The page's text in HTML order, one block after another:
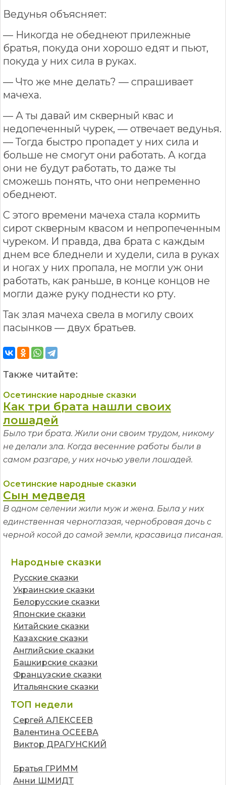
Ведунья объясняет:
— Никогда не обеднеют прилежные
братья, покуда они хорошо едят и пьют,
покуда у них сила в руках.
— Что же мне делать? — спрашивает
мачеха.
— А ты давай им скверный квас и
недопеченный чурек, — отвечает ведунья.
— Тогда быстро пропадет у них сила и
больше не смогут они работать. А когда
они не будут работать, то даже ты
сможешь понять, что они непременно
обеднеют.
С этого времени мачеха стала кормить
сирот скверным квасом и непропеченным
чуреком. И правда, два брата с каждым
днем все бледнели и худели, сила в руках
и ногах у них пропала, не могли уж они
работать, как раньше, в конце концов не
могли даже руку поднести ко рту.
Так злая мачеха свела в могилу своих
пасынков — двух братьев.
Также читайте:
Осетинские народные сказки
Как три брата нашли своих
лошадей
Было три брата. Жили они своим трудом, никому
не делали зла. Когда весенние работы были в
самом разгаре, у них ночью увели лошадей.
Осетинские народные сказки
Сын медведя
В одном селении жили муж и жена. Была у них
единственная черноглазая, чернобровая дочь с
черной косой до самой земли, красавица писаная.
Народные сказки
Русские сказки
Украинские сказки
Белорусские сказки
Японские сказки
Китайские сказки
Казахские сказки
Английские сказки
Башкирские сказки
Французские сказки
Итальянские сказки
ТОП недели
Сергей АЛЕКСЕЕВ
Валентина ОСЕЕВА
Виктор ДРАГУНСКИЙ
Братья ГРИММ
Анни ШМИДТ